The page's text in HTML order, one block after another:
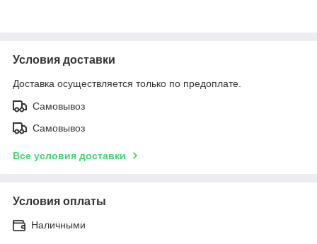
Условия доставки
Доставка осуществляется только по предоплате.
Самовывоз
Самовывоз
Все условия доставки
Условия оплаты
Наличными